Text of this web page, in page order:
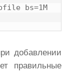
bs=1M
добавлении
правильные